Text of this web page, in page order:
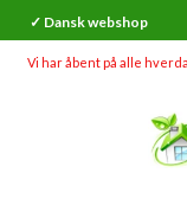
✓ Dansk webshop
Vi har åbent på alle